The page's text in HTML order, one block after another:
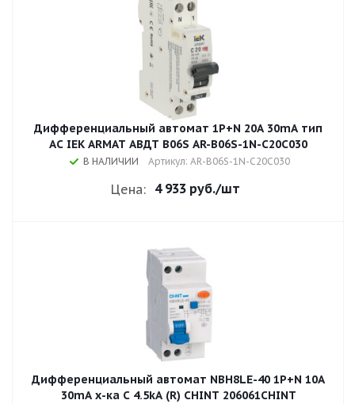
Дифференциальный автомат 1P+N 20A 30mA тип
AC IEK ARMAT АВДТ B06S AR-B06S-1N-C20C030
В НАЛИЧИИ Артикул: AR-B06S-1N-C20C030
Цена: 4 933 руб./шт
Дифференциальный автомат NBH8LE-40 1P+N 10A
30mA х-ка С 4.5kA (R) CHINT 206061CHINT